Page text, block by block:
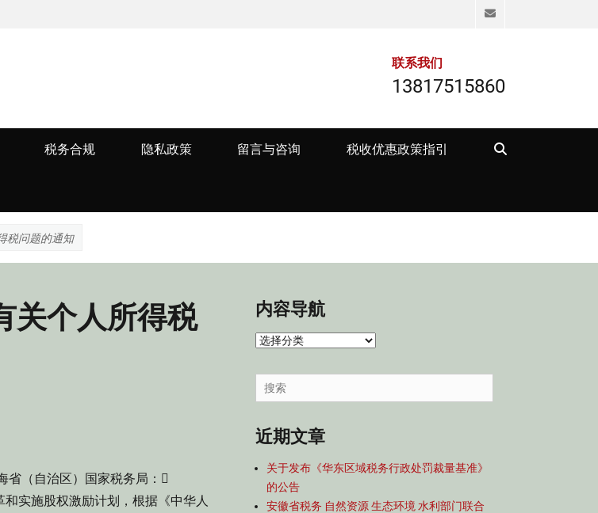
Email
联系我们
13817515860
税务合规 隐私政策 留言与咨询 税收优惠政策指引
税问题的通知
关个人所得税
省（自治区）国家税务局：
实施股权激励计划，根据《中华人
内容导航
内
导
航
Search
for:
近期文章
关于发布《华东区域税务行政处罚裁量基准》
的公告
安徽省税务 自然资源 生态环境 水利部门联合